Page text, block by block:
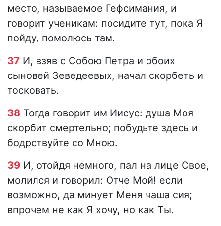
место, называемое Гефсимания, и
говорит ученикам: посидите тут, пока Я
пойду, помолюсь там.
37 И, взяв с Собою Петра и обоих
сыновей Зеведеевых, начал скорбеть и
тосковать.
38 Тогда говорит им Иисус: душа Моя
скорбит смертельно; побудьте здесь и
бодрствуйте со Мною.
39 И, отойдя немного, пал на лице Свое,
молился и говорил: Отче Мой! если
возможно, да минует Меня чаша сия;
впрочем не как Я хочу, но как Ты.